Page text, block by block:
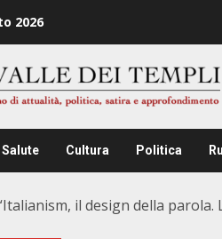
2026
Salute Cultura Politica
il design della parola.